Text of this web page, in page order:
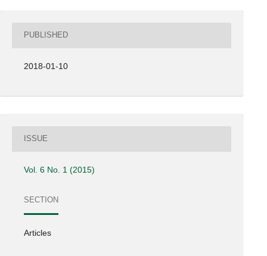
PUBLISHED
2018-01-10
ISSUE
Vol. 6 No. 1 (2015)
SECTION
Articles